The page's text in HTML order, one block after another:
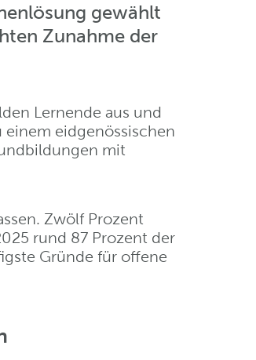
gewählt
Zunahme der
Lernende aus und
eidgenössischen
mit
Zwölf Prozent
rund 87 Prozent der
Gründe für offene